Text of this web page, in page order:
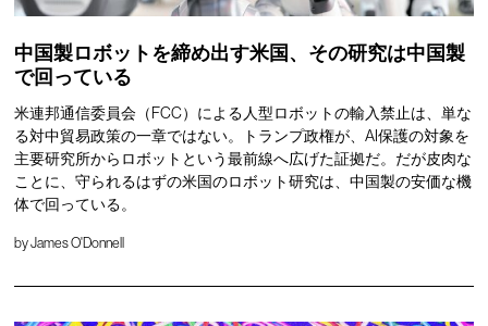
中国製ロボットを締め出す米国、その研究は中国製
で回っている
米連邦通信委員会（FCC）による人型ロボットの輸入禁止は、単な
る対中貿易政策の一章ではない。トランプ政権が、AI保護の対象を
主要研究所からロボットという最前線へ広げた証拠だ。だが皮肉な
ことに、守られるはずの米国のロボット研究は、中国製の安価な機
体で回っている。
byJames O'Donnell